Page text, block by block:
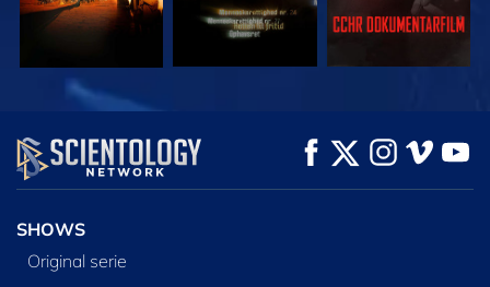
SE UDFORSK SERIEN
SHOWS
Original serie